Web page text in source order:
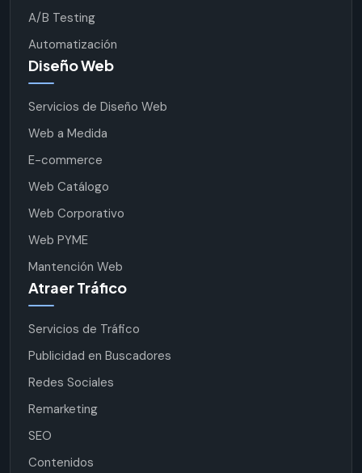
A/B Testing
Automatización
Diseño Web
Servicios de Diseño Web
Web a Medida
E-commerce
Web Catálogo
Web Corporativo
Web PYME
Mantención Web
Atraer Tráfico
Servicios de Tráfico
Publicidad en Buscadores
Redes Sociales
Remarketing
SEO
Contenidos